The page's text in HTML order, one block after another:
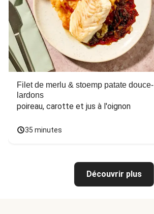
Filet de merlu & stoemp patate douce-
lardons
poireau, carotte et jus à l'oignon
35 minutes
Découvrir plus